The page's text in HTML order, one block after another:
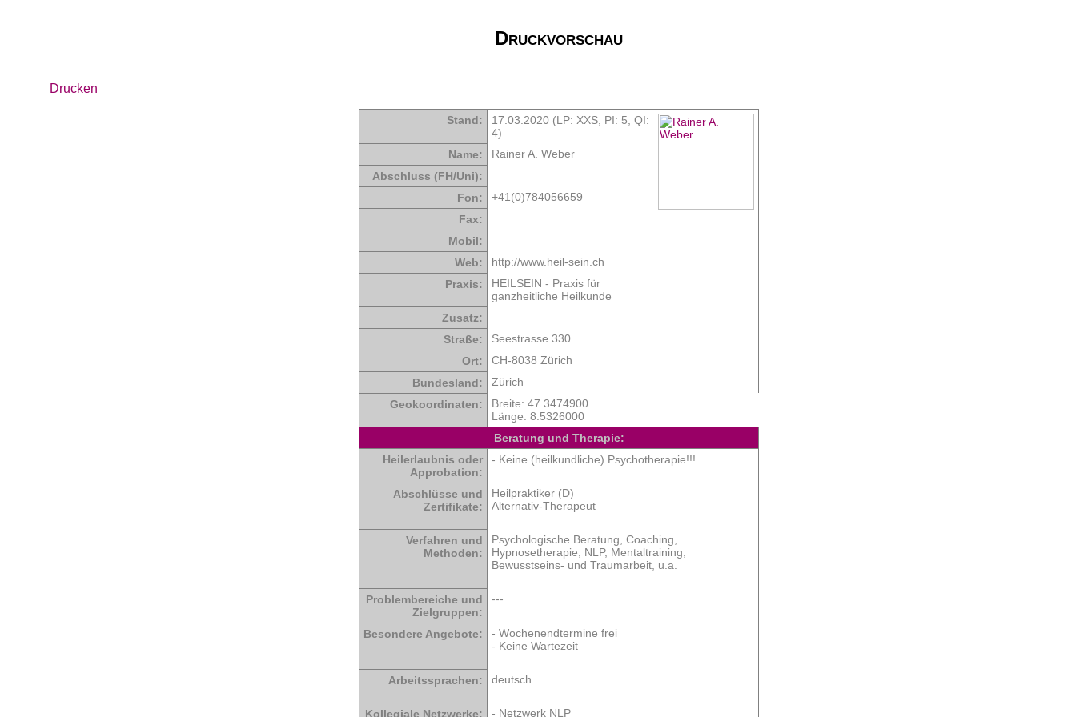
Druckvorschau
Drucken
Stand: 17.03.2020 (LP: XXS, PI: 5 QI:
4)
Name:
Rainer A. Weber
Abschluss (FH/Uni):
Fon:
+41(0)784056659
Fax:
Mobil:
Web:
http://www.heil-sein.ch
Praxis:
HEILSEIN - Praxis für
ganzheitliche Heilkunde
Zusatz:
Straße:
Seestrasse 330
Ort:
CH-8038 Zürich
Bundesland:
Zürich
Geokoordinaten:
Breite: 47.3474900
Länge: 8.5326000
Beratung und Therapie:
Heilerlaubnis oder
Approbation:
- Keine (heilkundliche) Psychotherapie!!!
Abschlüsse und
Zertifikate:
Heilpraktiker (D)
Alternativ-Therapeut
Verfahren und
Methoden:
Psychologische Beratung, Coaching,
Hypnosetherapie, NLP, Mentaltraining,
Bewusstseins- und Traumarbeit, u.a.
Problembereiche und
Zielgruppen:
---
Besondere Angebote:
- Wochenendtermine frei
- Keine Wartezeit
Arbeitssprachen: deutsch
Kollegiale Netzwerke: - Netzwerk NLP